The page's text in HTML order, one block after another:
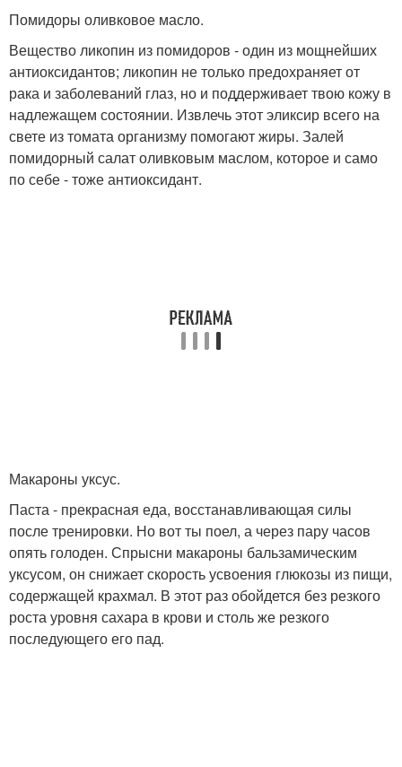
Помидоры оливковое масло.
Вещество ликопин из помидоров - один из мощнейших
антиоксидантов; ликопин не только предохраняет от
рака и заболеваний глаз, но и поддерживает твою кожу в
надлежащем состоянии. Извлечь этот эликсир всего на
свете из томата организму помогают жиры. Залей
помидорный салат оливковым маслом, которое и само
по себе - тоже антиоксидант.
Макароны уксус.
Паста - прекрасная еда, восстанавливающая силы
после тренировки. Но вот ты поел, а через пару часов
опять голоден. Спрысни макароны бальзамическим
уксусом, он снижает скорость усвоения глюкозы из пищи,
содержащей крахмал. В этот раз обойдется без резкого
роста уровня сахара в крови и столь же резкого
последующего его пад.